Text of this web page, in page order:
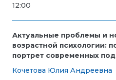
12:00
Актуальные проблемы и
возрастной психологии:
портрет современных
Кочетова Юлия Андреевна